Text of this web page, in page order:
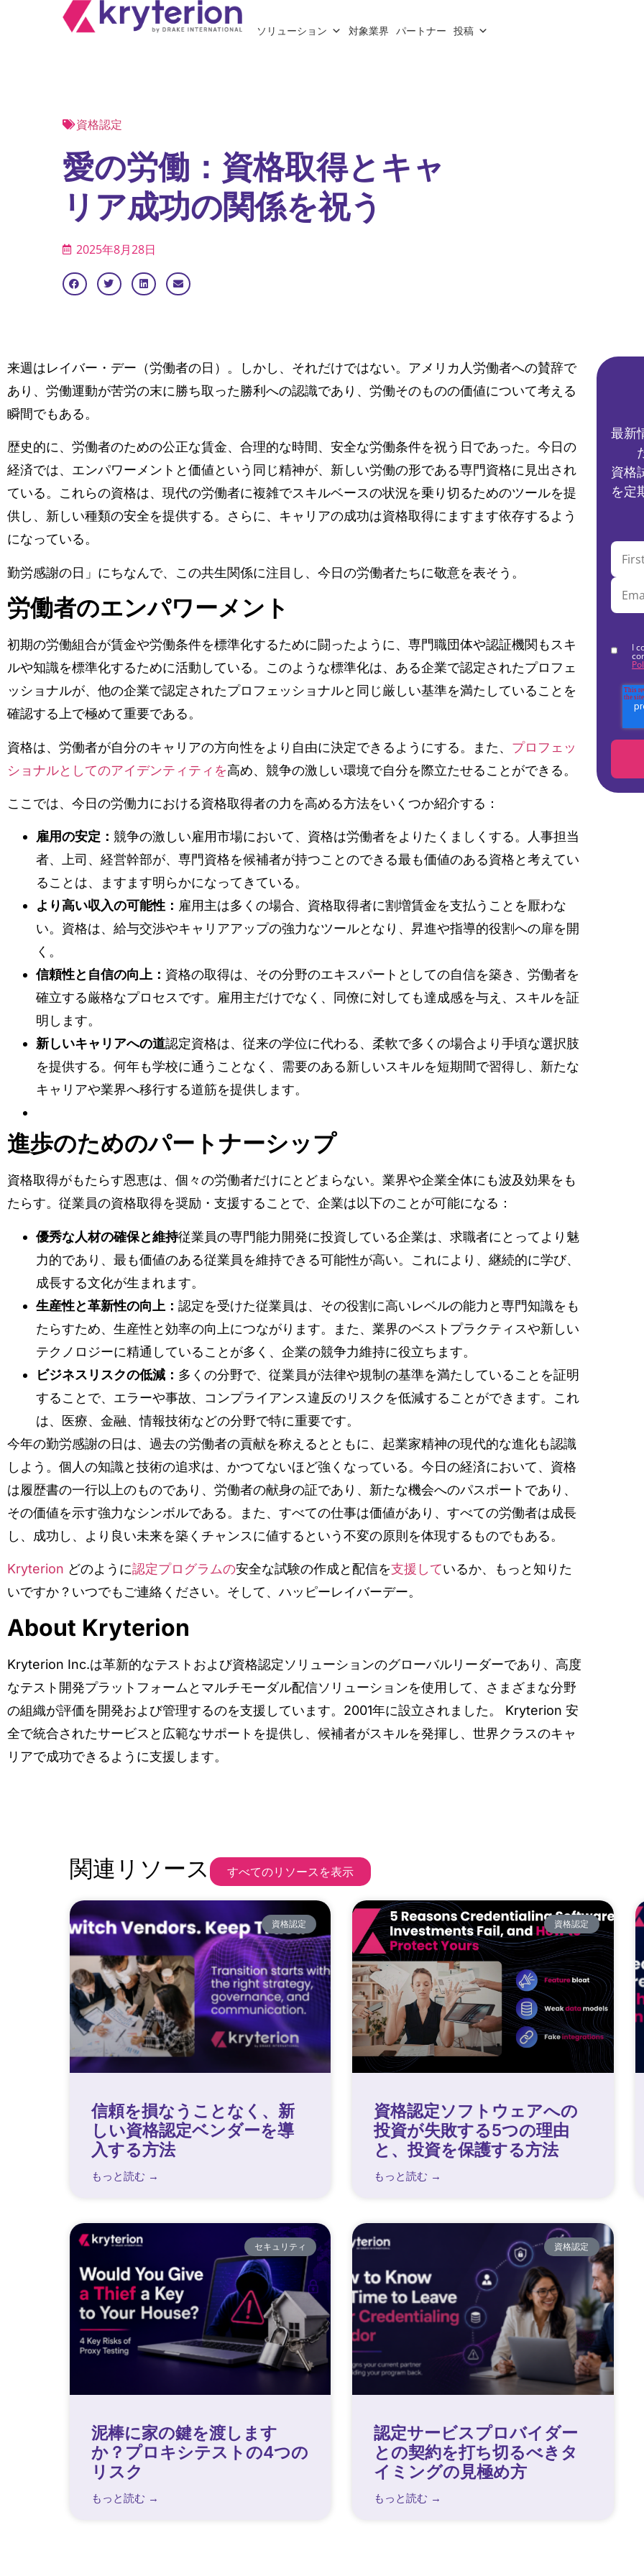
ソリューション 対象業界 パートナー 投稿
資格認定
愛の労働：資格取得とキャ
リア成功の関係を祝う
2025年8月28日
来週はレイバー・デー（労働者の日）。しかし、それだけではない。アメリカ人労働者への賛辞で
あり、労働運動が苦労の末に勝ち取った勝利への認識であり、労働そのものの価値について考える
瞬間でもある。
歴史的に、労働者のための公正な賃金、合理的な時間、安全な労働条件を祝う日であった。今日の
経済では、エンパワーメントと価値という同じ精神が、新しい労働の形である専門資格に見出され
ている。これらの資格は、現代の労働者に複雑でスキルベースの状況を乗り切るためのツールを提
供し、新しい種類の安全を提供する。さらに、キャリアの成功は資格取得にますます依存するよう
になっている。
勤労感謝の日」にちなんで、この共生関係に注目し、今日の労働者たちに敬意を表そう。
労働者のエンパワーメント
初期の労働組合が賃金や労働条件を標準化するために闘ったように、専門職団体や認証機関もスキ
ルや知識を標準化するために活動している。このような標準化は、ある企業で認定されたプロフェ
ッショナルが、他の企業で認定されたプロフェッショナルと同じ厳しい基準を満たしていることを
確認する上で極めて重要である。
資格は、労働者が自分のキャリアの方向性をより自由に決定できるようにする。また、 プロフェッ
ショナルとしてのアイデンティティを高め、競争の激しい環境で自分を際立たせることができる。
ここでは、今日の労働力における資格取得者の力を高める方法をいくつか紹介する：
雇用の安定： 競争の激しい雇用市場において、資格は労働者をよりたくましくする。人事担当
者、上司、経営幹部が、専門資格を候補者が持つことのできる最も価値のある資格と考えてい
ることは、ますます明らかになってきている。
より高い収入の可能性： 雇用主は多くの場合、資格取得者に割増賃金を支払うことを厭わな
い。資格は、給与交渉やキャリアアップの強力なツールとなり、昇進や指導的役割への扉を開
く。
信頼性と自信の向上： 資格の取得は、その分野のエキスパートとしての自信を築き、労働者を
確立する厳格なプロセスです。雇用主だけでなく、同僚に対しても達成感を与え、スキルを証
明します。
新しいキャリアへの道認定資格は、従来の学位に代わる、柔軟で多くの場合より手頃な選択肢
を提供する。何年も学校に通うことなく、需要のある新しいスキルを短期間で習得し、新たな
キャリアや業界へ移行する道筋を提供します。
進歩のためのパートナーシップ
資格取得がもたらす恩恵は、個々の労働者だけにとどまらない。業界や企業全体にも波及効果をも
たらす。従業員の資格取得を奨励・支援することで、企業は以下のことが可能になる：
優秀な人材の確保と維持従業員の専門能力開発に投資している企業は、求職者にとってより魅
力的であり、最も価値のある従業員を維持できる可能性が高い。これにより、継続的に学び、
成長する文化が生まれます。
生産性と革新性の向上： 認定を受けた従業員は、その役割に高いレベルの能力と専門知識をも
たらすため、生産性と効率の向上につながります。また、業界のベストプラクティスや新しい
テクノロジーに精通していることが多く、企業の競争力維持に役立ちます。
ビジネスリスクの低減： 多くの分野で、従業員が法律や規制の基準を満たしていることを証明
することで、エラーや事故、コンプライアンス違反のリスクを低減することができます。これ
は、医療、金融、情報技術などの分野で特に重要です。
今年の勤労感謝の日は、過去の労働者の貢献を称えるとともに、起業家精神の現代的な進化も認識
しよう。個人の知識と技術の追求は、かつてないほど強くなっている。今日の経済において、資格
は履歴書の一行以上のものであり、労働者の献身の証であり、新たな機会へのパスポートであり、
その価値を示す強力なシンボルである。また、すべての仕事は価値があり、すべての労働者は成長
し、成功し、より良い未来を築くチャンスに値するという不変の原則を体現するものでもある。
Kryterion どのように認定プログラムの安全な試験の作成と配信を支援しているか、もっと知りた
いですか？いつでもご連絡ください。そして、ハッピーレイバーデー。
About Kryterion
Kryterion Inc.は革新的なテストおよび資格認定ソリューションのグローバルリーダーであり、高度
なテスト開発プラットフォームとマルチモーダル配信ソリューションを使用して、さまざまな分野
の組織が評価を開発および管理するのを支援しています。2001年に設立されました。 Kryterion 安
全で統合されたサービスと広範なサポートを提供し、候補者がスキルを発揮し、世界クラスのキャ
リアで成功できるように支援します。
最新
資格
を定
I
関連リソース すべてのリソースを表示
資格認定
信頼を損なうことなく、新
しい資格認定ベンダーを導
入する方法
もっと読む →
資格認定
資格認定ソフトウェアへの
投資が失敗する5つの理由
と、投資を保護する方法
もっと読む →
セキュリティ
泥棒に家の鍵を渡します
か？プロキシテストの4つの
リスク
もっと読む →
資格認定
認定サービスプロバイダー
との契約を打ち切るべきタ
イミングの見極め方
もっと読む →